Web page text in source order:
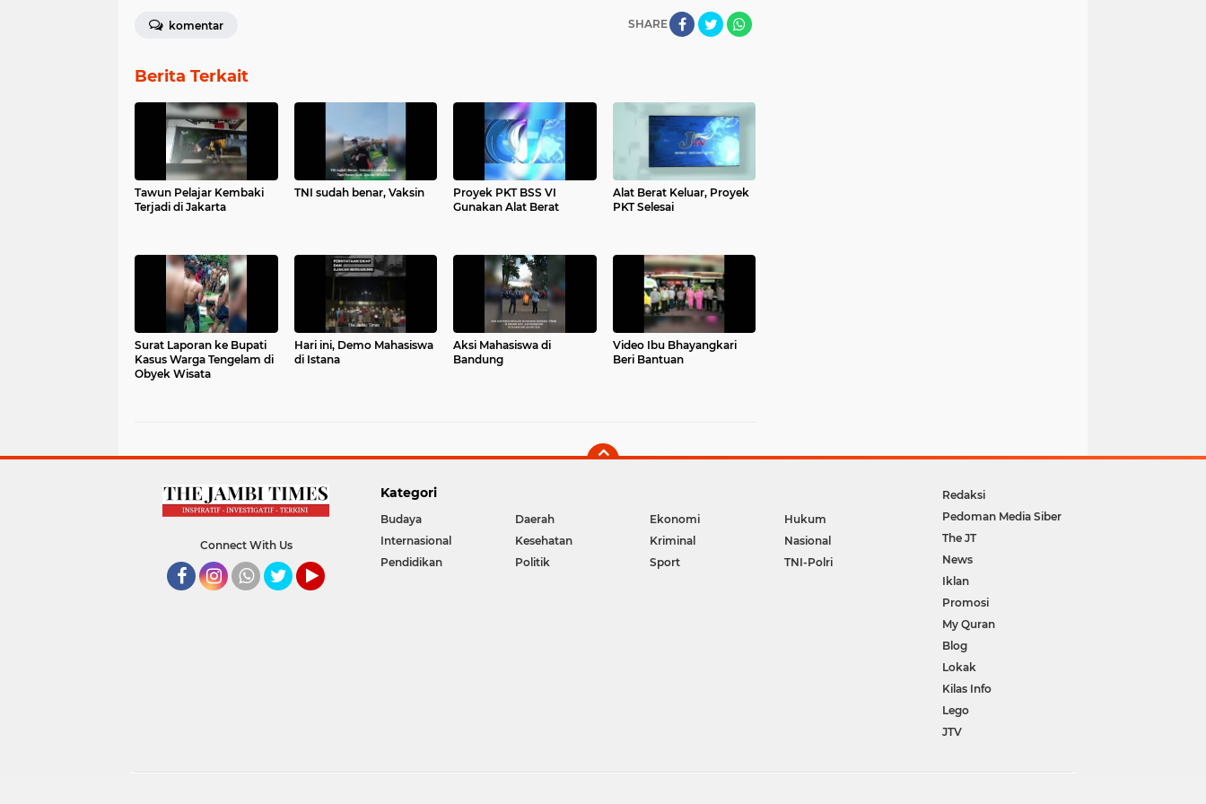
SHARE
komentar
Berita Terkait
Tawun Pelajar Kembaki
Terjadi di Jakarta
TNI sudah benar, Vaksin
Proyek PKT BSS VI
Gunakan Alat Berat
Alat Berat Keluar, Proyek
PKT Selesai
Surat Laporan ke Bupati
Kasus Warga Tengelam di
Obyek Wisata
Hari ini, Demo Mahasiswa
di Istana
Aksi Mahasiswa di
Bandung
Video Ibu Bhayangkari
Beri Bantuan
Connect With Us
Kategori
Budaya Daerah Ekonomi
Hukum
Internasional
Kesehatan Kriminal
Nasional
Pendidikan
Politik Sport TNI-Polri
Redaksi
Pedoman Media Siber
The JT
News
Iklan
Promosi
My Quran
Blog
Lokak
Kilas Info
Lego
JTV